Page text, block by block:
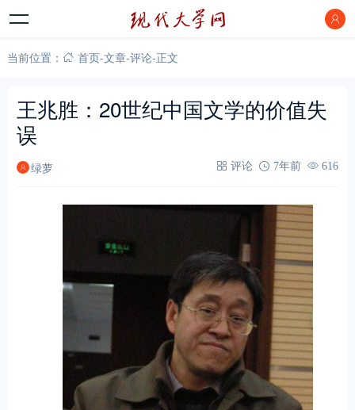
当前位置： 首页-文章-评论-正文
王兆胜：20世纪中国文学的价值失
误
绿萝 评论 7年前 616